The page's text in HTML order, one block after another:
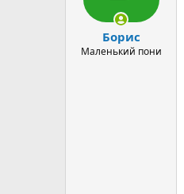
ы
а
Борис
Маленький пони